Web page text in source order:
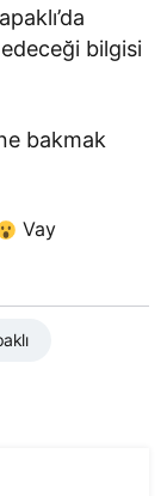
bilgisi
bakmak
Vay